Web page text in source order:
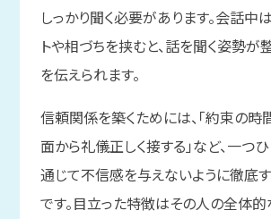
しっかり聞く必要があります。会話中
トや相づちを挟むと、話を聞く姿勢が
を伝えられます。
信頼関係を築くためには、「約束の時
面から礼儀正しく接する」など、一つ
通じて不信感を与えないように徹底
です。目立った特徴はその人の全体